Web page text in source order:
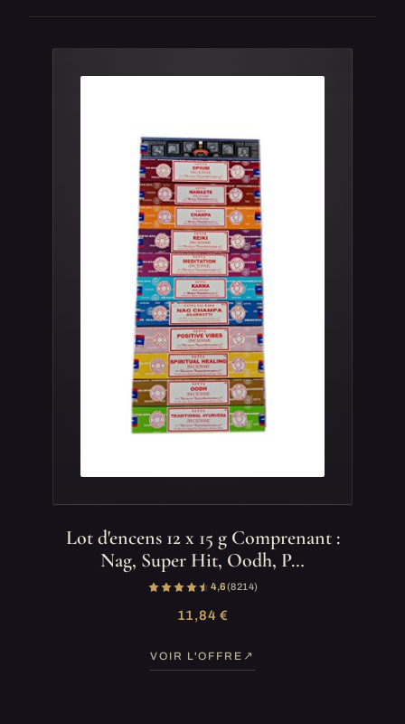
Lot d'encens 12 x 15 g Comprenant :
Nag, Super Hit, Oodh, P…
4,6(8 214)
11,84 €
VOIR L'OFFRE